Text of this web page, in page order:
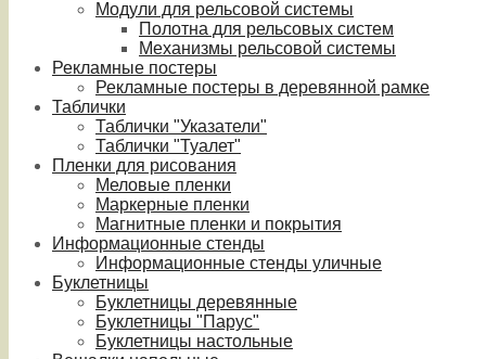
Модули для рельсовой системы
Полотна для рельсовых систем
Механизмы рельсовой системы
Рекламные постеры
Рекламные постеры в деревянной рамке
Таблички
Таблички "Указатели"
Таблички "Туалет"
Пленки для рисования
Меловые пленки
Маркерные пленки
Магнитные пленки и покрытия
Информационные стенды
Информационные стенды уличные
Буклетницы
Буклетницы деревянные
Буклетницы "Парус"
Буклетницы настольные